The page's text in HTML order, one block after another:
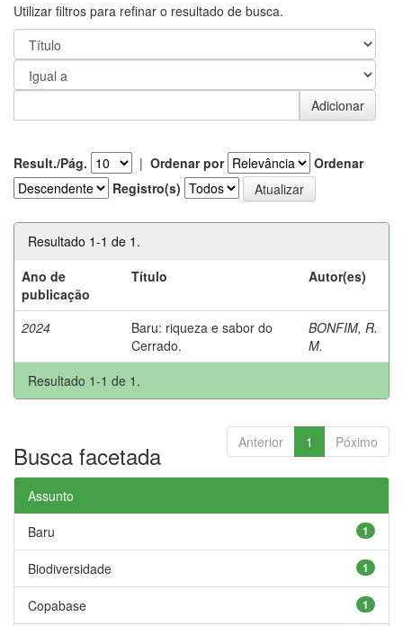
Utilizar filtros para refinar o resultado de busca.
Result./Pág. | Ordenar por
Ordenar
Registro(s)
Resultado 1-1 de 1.
Ano de
publicação
Título Autor(es)
2024
Baru: riqueza e sabor do
Cerrado.
BONFIM, R.
M.
Resultado 1-1 de 1.
Anterior 1 Póximo
Busca facetada
Assunto
1
Baru
1
Biodiversidade
1
Copabase